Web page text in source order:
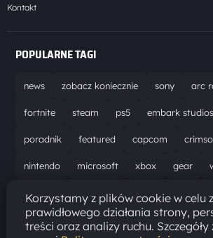
Kontakt
POPULARNE TAGI
news zobacz koniecznie sony arc
fortnite steam ps5 embark studios
poradnik featured capcom
nintendo microsoft xbox gear
solucja marathon ubisoft bungie
resident evil requiem gaming
Korzystamy z plików cookie w celu
prawidłowego działania strony,
treści oraz analizy ruchu. Szczegóły